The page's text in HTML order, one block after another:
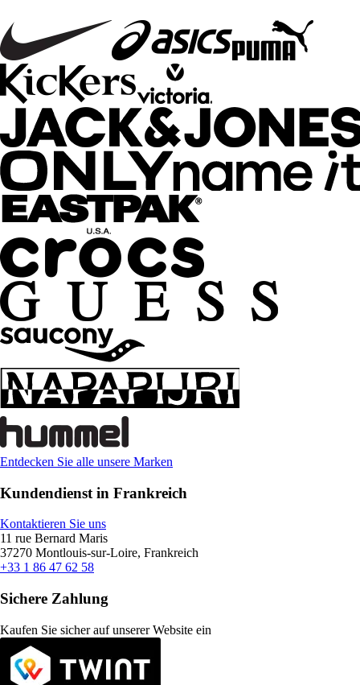
Entdecken Sie alle unsere Marken
Kundendienst in Frankreich
Kontaktieren Sie uns
11 rue Bernard Maris
37270 Montlouis-sur-Loire, Frankreich
+33 1 86 47 62 58
Sichere Zahlung
Kaufen Sie sicher auf unserer Website ein